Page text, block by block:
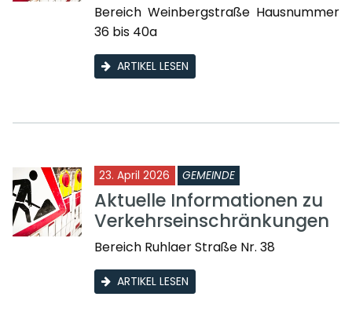
Bereich Weinbergstraße Hausnummer
36 bis 40a
ARTIKEL LESEN
23. April 2026 GEMEINDE
Aktuelle Informationen zu
Verkehrseinschränkungen
Bereich Ruhlaer Straße Nr. 38
ARTIKEL LESEN